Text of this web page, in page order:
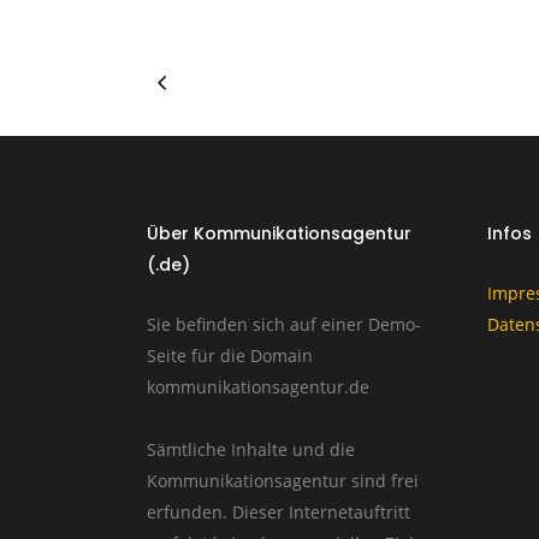
Über Kommunikationsagentur
(.de)
Sie befinden sich auf einer Demo-
Seite für die Domain
kommunikationsagentur.de
Sämtliche Inhalte und die
Kommunikationsagentur sind frei
erfunden. Dieser Internetauftritt
Infos